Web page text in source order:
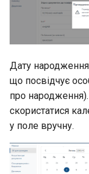
Дату
що посвідчує
про
скористатися
у поле вручну.